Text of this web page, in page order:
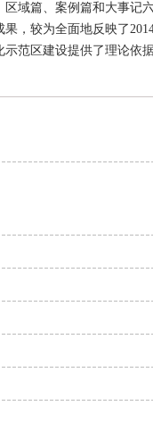
域篇、案例篇和大事记
，较为全面地反映了
范区建设提供了理论依